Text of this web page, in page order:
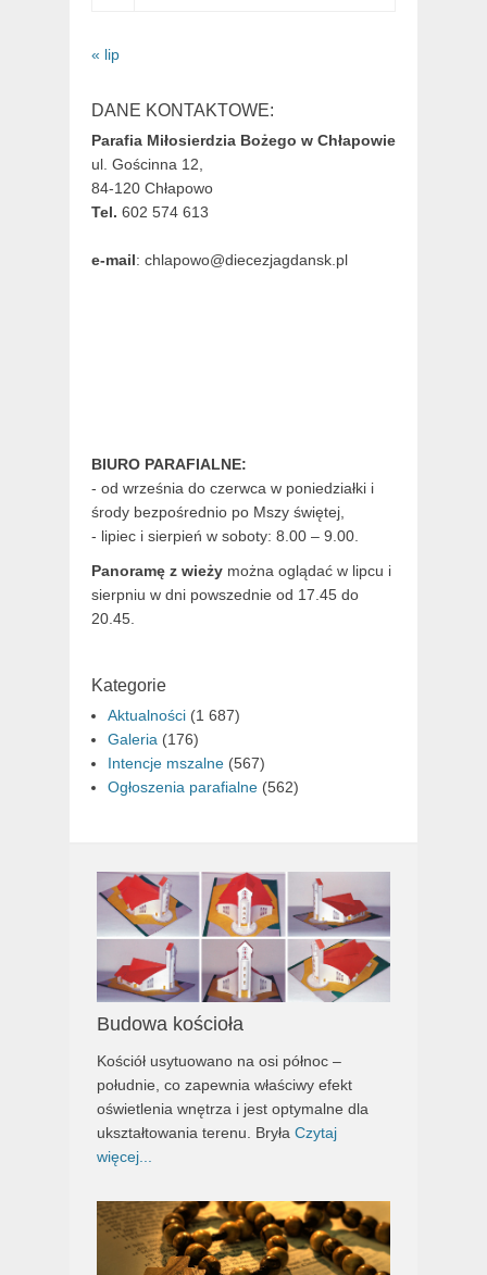
« lip
DANE KONTAKTOWE:
Parafia Miłosierdzia Bożego w Chłapowie
ul. Gościnna 12,
84-120 Chłapowo
Tel. 602 574 613
e-mail: chlapowo@diecezjagdansk.pl
BIURO PARAFIALNE:
- od września do czerwca w poniedziałki i
środy bezpośrednio po Mszy świętej,
- lipiec i sierpień w soboty: 8.00 – 9.00.
Panoramę z wieży można oglądać w lipcu i
sierpniu w dni powszednie od 17.45 do
20.45.
Kategorie
Aktualności (1 687)
Galeria (176)
Intencje mszalne (567)
Ogłoszenia parafialne (562)
Budowa kościoła
Kościół usytuowano na osi północ –
południe, co zapewnia właściwy efekt
oświetlenia wnętrza i jest optymalne dla
ukształtowania terenu. Bryła Czytaj
więcej...